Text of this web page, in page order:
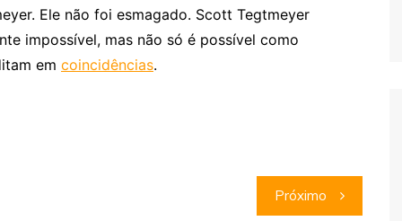
Ele não foi esmagado. Scott Tegtmeyer
impossível, mas não só é possível como
em coincidências.
Próximo